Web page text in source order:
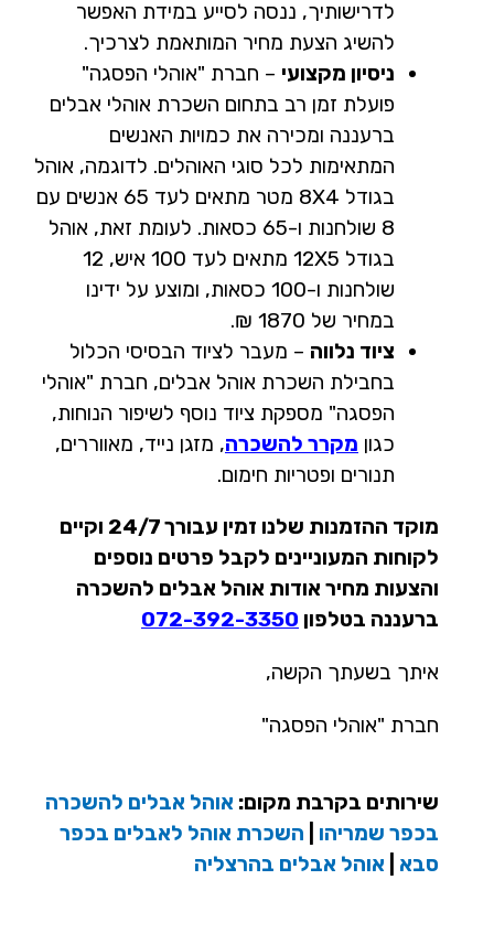
לדרישותיך, ננסה לסייע במידת האפשר
להשיג הצעת מחיר המותאמת לצרכיך.
ניסיון מקצועי – חברת "אוהלי הפסגה"
פועלת זמן רב בתחום השכרת אוהלי אבלים
ברעננה ומכירה את כמויות האנשים
המתאימות לכל סוגי האוהלים. לדוגמה, אוהל
בגודל 8X4 מטר מתאים לעד 65 אנשים עם
8 שולחנות ו-65 כסאות. לעומת זאת, אוהל
בגודל 12X5 מתאים לעד 100 איש, 12
שולחנות ו-100 כסאות, ומוצע על ידינו
במחיר של 1870 ₪.
ציוד נלווה – מעבר לציוד הבסיסי הכלול
בחבילת השכרת אוהל אבלים, חברת "אוהלי
הפסגה" מספקת ציוד נוסף לשיפור הנוחות,
כגון מקרר להשכרה, מזגן נייד, מאווררים,
תנורים ופטריות חימום.
מוקד ההזמנות שלנו זמין עבורך 24/7 וקיים
לקוחות המעוניינים לקבל פרטים נוספים
והצעות מחיר אודות אוהל אבלים להשכרה
ברעננה בטלפון 072-392-3350
איתך בשעתך הקשה,
חברת "אוהלי הפסגה"
שירותים בקרבת מקום: אוהל אבלים להשכרה
בכפר שמריהו
השכרת אוהל לאבלים בכפר
סבא
אוהל אבלים בהרצליה